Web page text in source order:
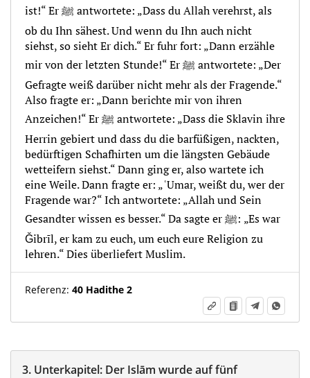
ist!“ Er ﷺ antwortete: „Dass du Allah verehrst, als
ob du Ihn sähest. Und wenn du Ihn auch nicht
siehst, so sieht Er dich.“ Er fuhr fort: „Dann erzähle
mir von der letzten Stunde!“ Er ﷺ antwortete: „Der
Gefragte weiß darüber nicht mehr als der Fragende.“
Also fragte er: „Dann berichte mir von ihren
Anzeichen!“ Er ﷺ antwortete: „Dass die Sklavin ihre
Herrin gebiert und dass du die barfüßigen, nackten,
bedürftigen Schafhirten um die längsten Gebäude
wetteifern siehst.“ Dann ging er, also wartete ich
eine Weile. Dann fragte er: „ʿUmar, weißt du, wer der
Fragende war?“ Ich antwortete: „Allah und Sein
Gesandter wissen es besser.“ Da sagte er ﷺ: „Es war
Ǧibrīl, er kam zu euch, um euch eure Religion zu
lehren.“ Dies überliefert Muslim.
Referenz: 40 Hadithe 2
3. Unterkapitel: Der Islām wurde auf fünf